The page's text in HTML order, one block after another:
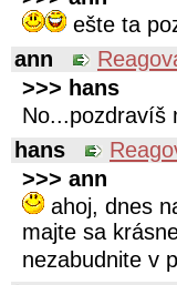
ešte ta
ann
>>> hans
No...pozdravíš
hans
>>> ann
ahoj, dnes
majte sa
nezabudnite v